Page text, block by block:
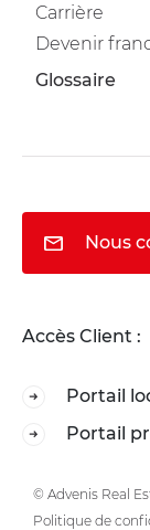
Carrière
Devenir
Glossaire
Nous
Accès Client :
Portail
Portail
© Advenis Real
Politique de